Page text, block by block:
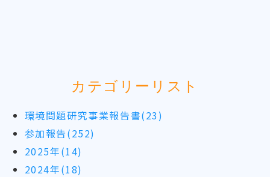
カテゴリーリスト
環境問題研究事業報告書(23)
参加報告(252)
2025年(14)
2024年(18)